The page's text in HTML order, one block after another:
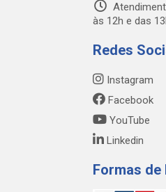
às 12h e das
Redes
Instagram
Facebook
YouTube
Linkedin
Formas de